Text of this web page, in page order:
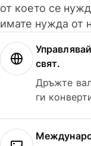
от което се
имате нужда от
свят.
Дръжте
ги